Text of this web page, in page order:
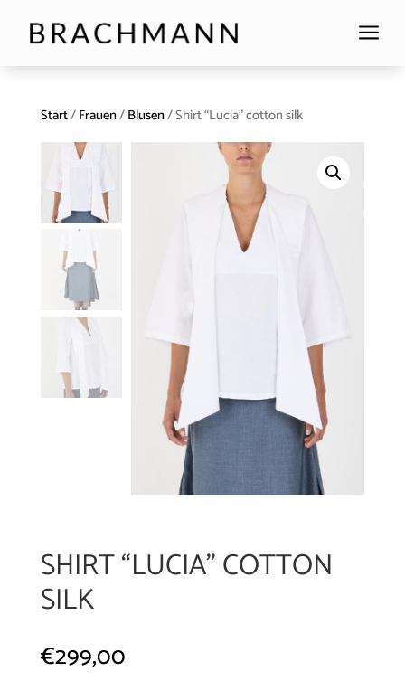
a
Start/Frauen/Blusen/ Shirt “Lucia” cotton silk
SHIRT “LUCIA” COTTON
SILK
€299,00